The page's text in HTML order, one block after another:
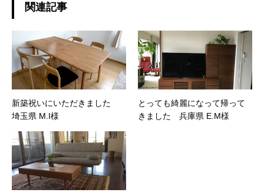
関連記事
新築祝いにいただきました
埼玉県 M.I様
とっても綺麗になって帰って
きました 兵庫県 E.M様